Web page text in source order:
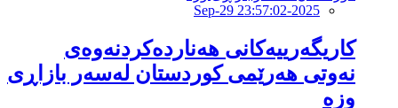
2025-Sep-29 23:57:02
كاریگەرییەكانی هەناردەکردنەوەی
نەوتی هەرێمی کوردستان لەسەر بازاڕی
وزە